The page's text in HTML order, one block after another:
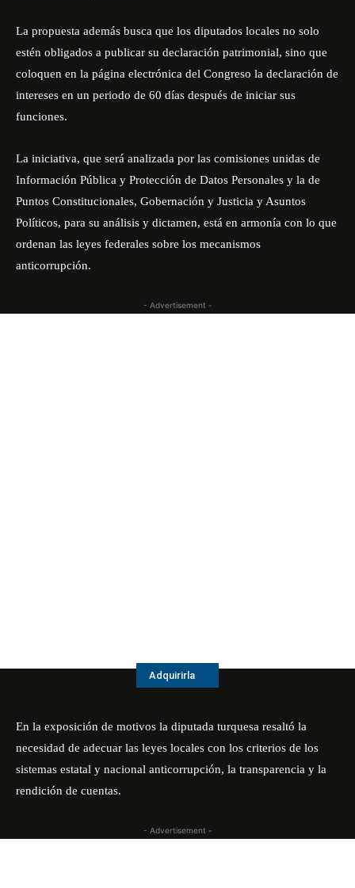
La propuesta además busca que los diputados locales no solo
estén obligados a publicar su declaración patrimonial, sino que
coloquen en la página electrónica del Congreso la declaración de
intereses en un periodo de 60 días después de iniciar sus
funciones.
La iniciativa, que será analizada por las comisiones unidas de
Información Pública y Protección de Datos Personales y la de
Puntos Constitucionales, Gobernación y Justicia y Asuntos
Políticos, para su análisis y dictamen, está en armonía con lo que
ordenan las leyes federales sobre los mecanismos
anticorrupción.
- Advertisement -
Adquirirla
En la exposición de motivos la diputada turquesa resaltó la
necesidad de adecuar las leyes locales con los criterios de los
sistemas estatal y nacional anticorrupción, la transparencia y la
rendición de cuentas.
- Advertisement -